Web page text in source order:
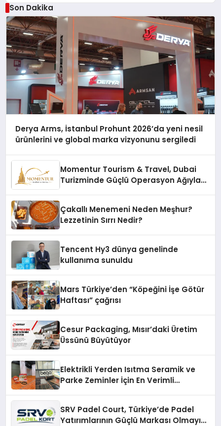
Son Dakika
Derya Arms, İstanbul Prohunt 2026’da yeni nesil
ürünlerini ve global marka vizyonunu sergiledi
Momentur Tourism & Travel, Dubai
Turizminde Güçlü Operasyon Ağıyla
Çakallı Menemeni Neden Meşhur?
Lezzetinin Sırrı Nedir?
Tencent Hy3 dünya genelinde
kullanıma sunuldu
Mars Türkiye’den “Köpeğini İşe Götür
Haftası” çağrısı
Cesur Packaging, Mısır’daki Üretim
Üssünü Büyütüyor
Elektrikli Yerden Isıtma Seramik ve
Parke Zeminler İçin En Verimli
SRV Padel Court, Türkiye’de Padel
Yatırımlarının Güçlü Markası Olmayı